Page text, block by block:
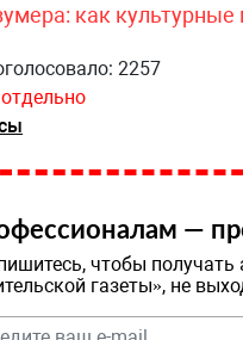
как
2257
—
чтобы
газеты», не